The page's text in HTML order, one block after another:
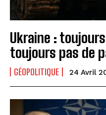
Ukraine :
toujours pas de
GÉOPOLITIQUE 24 Avril